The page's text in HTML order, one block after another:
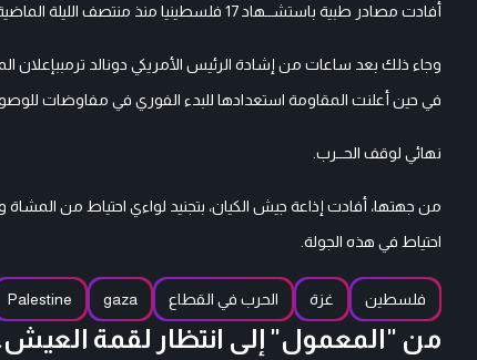
أفادت مصادر طبية باستشــهاد 17 فلسطينيا منذ منتصف الليلة الماضية.
وجاء ذلك بعد ساعات من إشادة الرئيس الأمريكي دونالد ترمببإعلان
في حين أعلنت المقاومة استعدادها للبدء الفوري في مفاوضات
نهائي لوقف الحــرب.
احتياط في هذه الجولة.
فلسطين غزة الحرب في القطاع gaza
Palestine
من "المعمول" إلى انتظار لقمة